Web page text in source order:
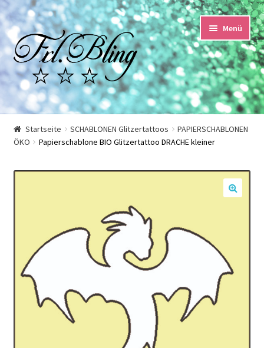
Zur
Navigation
springen
Springe
zum
Inhalt
Menü
Start
AGB und Kundeninformationen
Echtheit von Bewertungen
Impressum
Kasse
Mein Konto
Startseite SCHABLONEN Glitzertattoos
PAPIERSCHABLONEN
ÖKO
Papierschablone BIO Glitzertattoo DRACHE kleiner